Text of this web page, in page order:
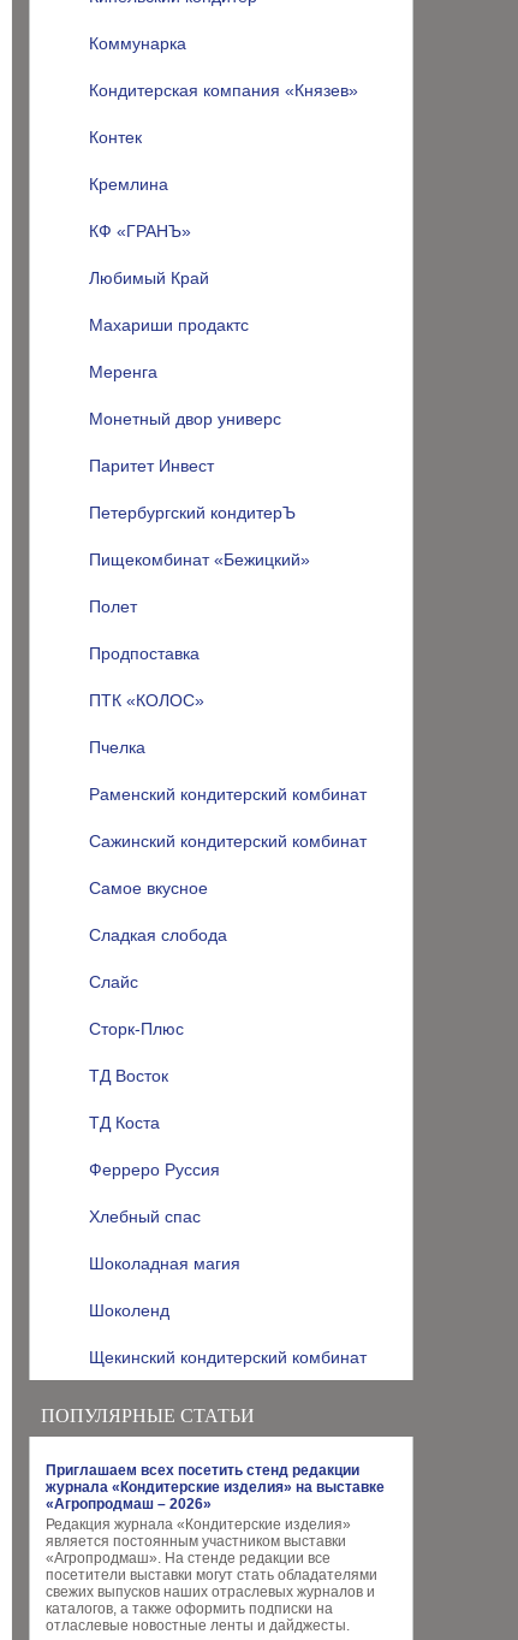
Коммунарка
Кондитерская компания «Князев»
Контек
Кремлина
КФ «ГРАНЪ»
Любимый Край
Махариши продактс
Меренга
Монетный двор универс
Паритет Инвест
Петербургский кондитерЪ
Пищекомбинат «Бежицкий»
Полет
Продпоставка
ПТК «КОЛОС»
Пчелка
Раменский кондитерский комбинат
Сажинский кондитерский комбинат
Самое вкусное
Сладкая слобода
Слайс
Сторк-Плюс
ТД Восток
ТД Коста
Ферреро Руссия
Хлебный спас
Шоколадная магия
Шоколенд
Щекинский кондитерский комбинат
ПОПУЛЯРНЫЕ СТАТЬИ
Приглашаем всех посетить стенд редакции
журнала «Кондитерские изделия» на выставке
«Агропродмаш – 2026»
Редакция журнала «Кондитерские изделия»
является постоянным участником выставки
«Агропродмаш». На стенде редакции все
посетители выставки могут стать обладателями
свежих выпусков наших отраслевых журналов и
каталогов, а также оформить подписки на
отласлевые новостные ленты и дайджесты.